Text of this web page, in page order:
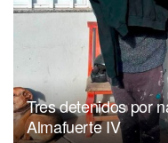
Tres detenidos por
Almafuerte IV